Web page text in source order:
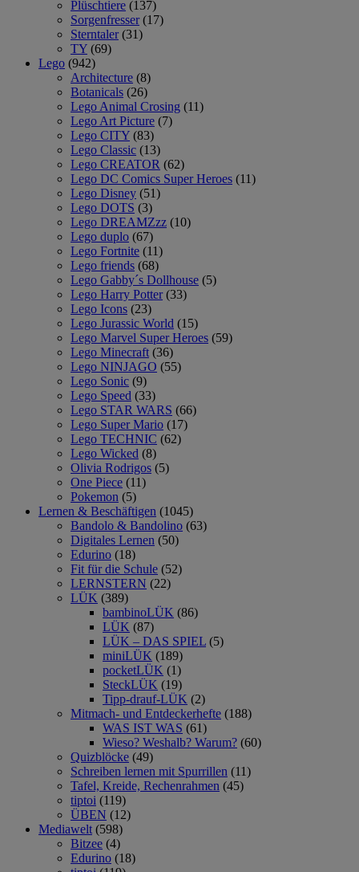
Plüschtiere (137)
Sorgenfresser (17)
Sterntaler (31)
TY (69)
Lego (942)
Architecture (8)
Botanicals (26)
Lego Animal Crosing (11)
Lego Art Picture (7)
Lego CITY (83)
Lego Classic (13)
Lego CREATOR (62)
Lego DC Comics Super Heroes (11)
Lego Disney (51)
Lego DOTS (3)
Lego DREAMZzz (10)
Lego duplo (67)
Lego Fortnite (11)
Lego friends (68)
Lego Gabby´s Dollhouse (5)
Lego Harry Potter (33)
Lego Icons (23)
Lego Jurassic World (15)
Lego Marvel Super Heroes (59)
Lego Minecraft (36)
Lego NINJAGO (55)
Lego Sonic (9)
Lego Speed (33)
Lego STAR WARS (66)
Lego Super Mario (17)
Lego TECHNIC (62)
Lego Wicked (8)
Olivia Rodrigos (5)
One Piece (11)
Pokemon (5)
Lernen & Beschäftigen (1045)
Bandolo & Bandolino (63)
Digitales Lernen (50)
Edurino (18)
Fit für die Schule (52)
LERNSTERN (22)
LÜK (389)
bambinoLÜK (86)
LÜK (87)
LÜK – DAS SPIEL (5)
miniLÜK (189)
pocketLÜK (1)
SteckLÜK (19)
Tipp-drauf-LÜK (2)
Mitmach- und Entdeckerhefte (188)
WAS IST WAS (61)
Wieso? Weshalb? Warum? (60)
Quizblöcke (49)
Schreiben lernen mit Spurrillen (11)
Tafel, Kreide, Rechenrahmen (45)
tiptoi (119)
ÜBEN (12)
Mediawelt (598)
Bitzee (4)
Edurino (18)